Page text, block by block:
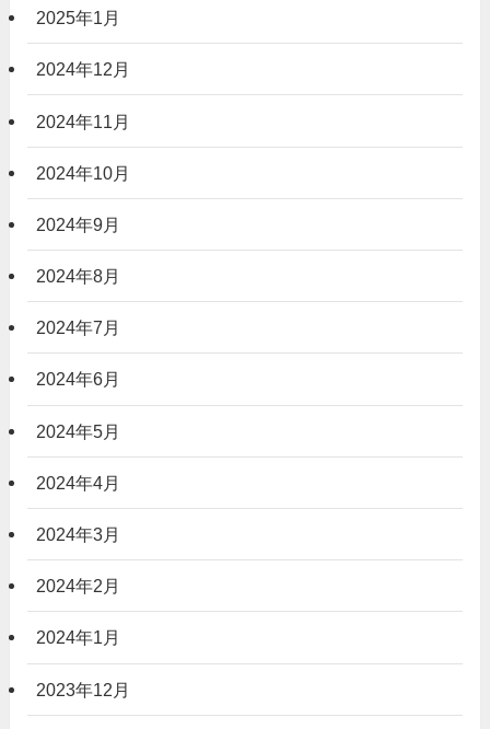
2025年1月
2024年12月
2024年11月
2024年10月
2024年9月
2024年8月
2024年7月
2024年6月
2024年5月
2024年4月
2024年3月
2024年2月
2024年1月
2023年12月